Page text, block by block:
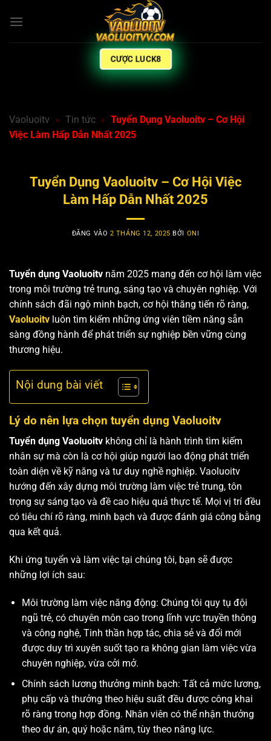
qua
CƯỢC LUCK8
Vaoluoitv » Tin tức » Tuyển Dụng Vaoluoitv – Cơ Hội
Việc Làm Hấp Dẫn Nhất 2025
Tuyển Dụng Vaoluoitv – Cơ Hội Việc
Làm Hấp Dẫn Nhất 2025
ĐĂNG VÀO 2 THÁNG 12, 2025 BỞI ONI
Tuyển dụng Vaoluoitv năm 2025 mang đến cơ hội làm việc
trong môi trường trẻ trung, sáng tạo và chuyên nghiệp. Với
chính sách đãi ngộ minh bạch, cơ hội thăng tiến rõ ràng,
Vaoluoitv luôn tìm kiếm những ứng viên tiềm năng sẵn
sàng đồng hành để phát triển sự nghiệp bền vững cùng
thương hiệu.
Nội dung bài viết
Lý do nên lựa chọn tuyển dụng Vaoluoitv
Tuyển dụng Vaoluoitv không chỉ là hành trình tìm kiếm
nhân sự mà còn là cơ hội giúp người lao động phát triển
toàn diện về kỹ năng và tư duy nghề nghiệp. Vaoluoitv
hướng đến xây dựng môi trường làm việc trẻ trung, tôn
trọng sự sáng tạo và đề cao hiệu quả thực tế. Mọi vị trí đều
có tiêu chí rõ ràng, minh bạch và được đánh giá công bằng
qua kết quả.
Khi ứng tuyển và làm việc tại chúng tôi, bạn sẽ được
những lợi ích sau:
Môi trường làm việc năng động: Chúng tôi quy tụ đội
ngũ trẻ, có chuyên môn cao trong lĩnh vực truyền thông
và công nghệ, Tinh thần hợp tác, chia sẻ và đổi mới
được duy trì xuyên suốt tạo ra không gian làm việc vừa
chuyên nghiệp, vừa cởi mở.
Chính sách lương thưởng minh bạch: Tất cả mức lương,
phụ cấp và thưởng theo hiệu suất đều được công khai
rõ ràng trong hợp đồng. Nhân viên có thể nhận thưởng
theo dự án, quý hoặc năm, tùy theo năng lực.